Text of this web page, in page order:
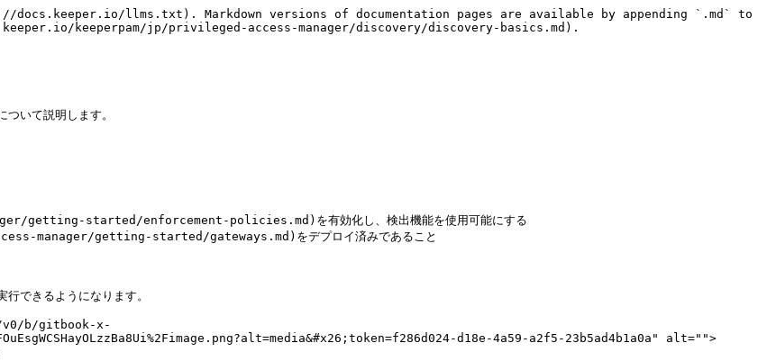
llms.txt). Markdown versions of documentation pages are available by appending `.md` to
keeperpam/jp/privileged-access-manager/discovery/discovery-basics.md).
いて説明します。
getting-started/enforcement-policies.md)を有効化し、検出機能を使用可能にする
manager/getting-started/gateways.md)をデプロイ済みであること
できるようになります。
b/gitbook-x-
d18e-4a59-a2f5-23b5ad4b1a0a" alt="">